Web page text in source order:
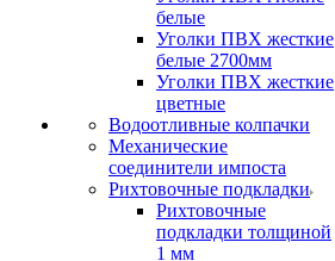
белые
Уголки ПВХ жесткие
белые 2700мм
Уголки ПВХ жесткие
цветные
Водоотливные колпачки
Механические
соединители импоста
Рихтовочные подкладки
Рихтовочные
подкладки толщиной
1 мм